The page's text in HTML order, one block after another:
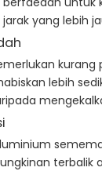
yang lebih
kurang
lebih
terbalik